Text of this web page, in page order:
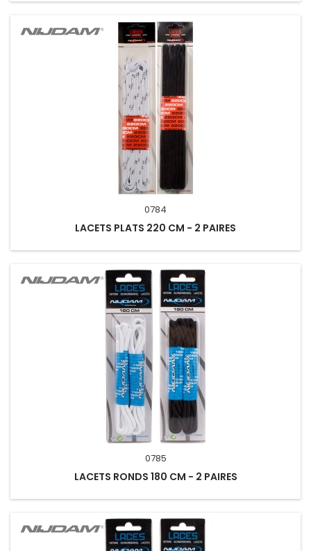
0784
LACETS PLATS 220 CM - 2 PAIRES
0785
LACETS RONDS 180 CM - 2 PAIRES